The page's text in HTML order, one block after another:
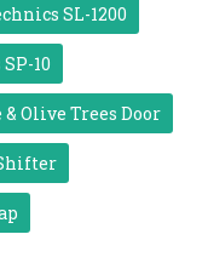
SL-1200
10
Olive Trees Door